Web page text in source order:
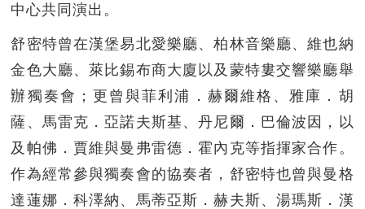
中心共同演出。
舒密特曾在漢堡易北愛樂廳、柏林音樂廳、維也納
金色大廳、萊比錫布商大廈以及蒙特婁交響樂廳舉
辦獨奏會；更曾與菲利浦．赫爾維格、雅庫．胡
薩、馬雷克．亞諾夫斯基、丹尼爾．巴倫波因，以
及帕佛．賈維與曼弗雷德．霍內克等指揮家合作。
作為經常參與獨奏會的協奏者，舒密特也曾與曼格
達蓮娜．科澤納、馬蒂亞斯．赫夫斯、湯瑪斯．漢